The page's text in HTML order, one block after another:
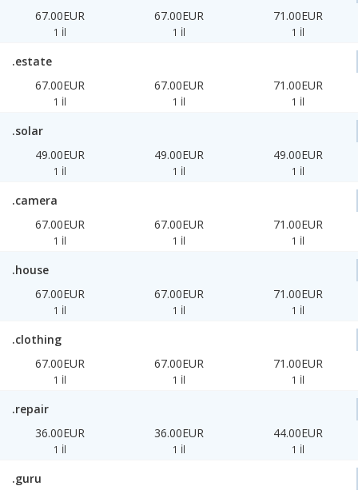
67.00EUR
1 İl
67.00EUR
1 İl
71.00EUR
1 İl
.estate
67.00EUR
1 İl
67.00EUR
1 İl
71.00EUR
1 İl
.solar
49.00EUR
1 İl
49.00EUR
1 İl
49.00EUR
1 İl
.camera
67.00EUR
1 İl
67.00EUR
1 İl
71.00EUR
1 İl
.house
67.00EUR
1 İl
67.00EUR
1 İl
71.00EUR
1 İl
.clothing
67.00EUR
1 İl
67.00EUR
1 İl
71.00EUR
1 İl
.repair
36.00EUR
1 İl
36.00EUR
1 İl
44.00EUR
1 İl
.guru